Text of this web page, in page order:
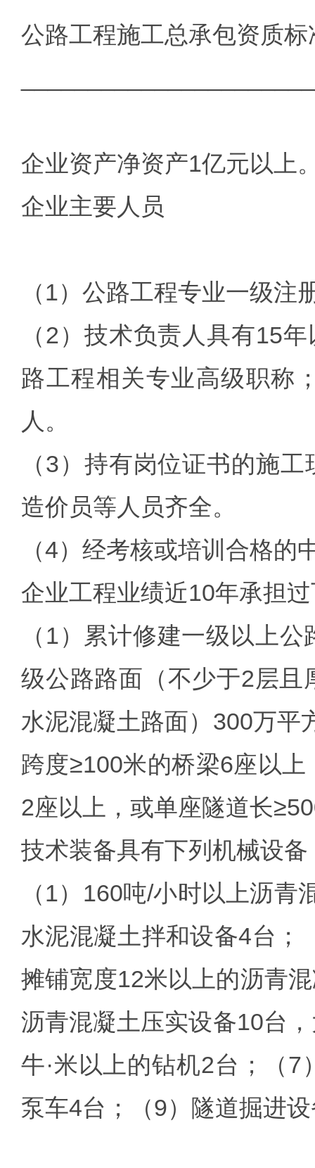
公路工程施工总承包资质
企业资产净资产1亿元以上
企业主要人员
（1）公路工程专业一级注
（2）技术负责人具有15
路工程相关专业高级职称
人。
（3）持有岗位证书的施
造价员等人员齐全。
（4）经考核或培训合格
企业工程业绩近10年承担
（1）累计修建一级以上
级公路路面（不少于2层
水泥混凝土路面）300万平
跨度≥100米的桥梁6座以
2座以上，或单座隧道长
技术装备具有下列机械设备
（1）160吨/小时以上沥
水泥混凝土拌和设备4台；
摊铺宽度12米以上的沥青
沥青混凝土压实设备10台
牛·米以上的钻机2台；（
泵车4台；（9）隧道掘进